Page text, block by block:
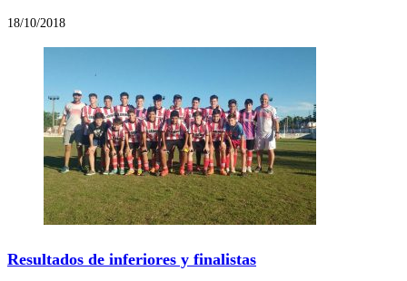
18/10/2018
Resultados de inferiores y finalistas